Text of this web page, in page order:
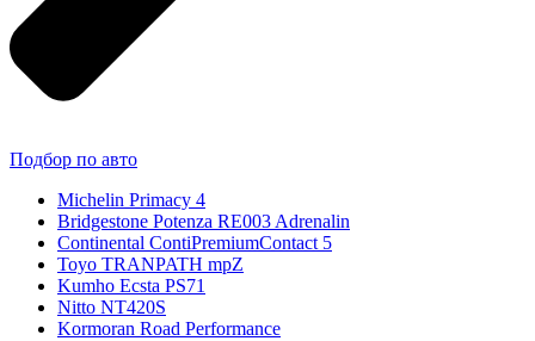
Подбор по авто
Michelin Primacy 4
Bridgestone Potenza RE003 Adrenalin
Continental ContiPremiumContact 5
Toyo TRANPATH mpZ
Kumho Ecsta PS71
Nitto NT420S
Kormoran Road Performance